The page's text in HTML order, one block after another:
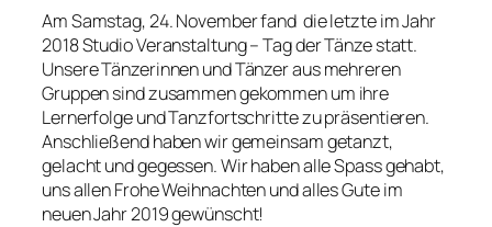
Am Samstag, 24. November fand die letzte im Jahr
2018 Studio Veranstaltung – Tag der Tänze statt.
Unsere Tänzerinnen und Tänzer aus mehreren
Gruppen sind zusammen gekommen um ihre
Lernerfolge und Tanzfortschritte zu präsentieren.
Anschließend haben wir gemeinsam getanzt,
gelacht und gegessen. Wir haben alle Spass gehabt,
uns allen Frohe Weihnachten und alles Gute im
neuen Jahr 2019 gewünscht!